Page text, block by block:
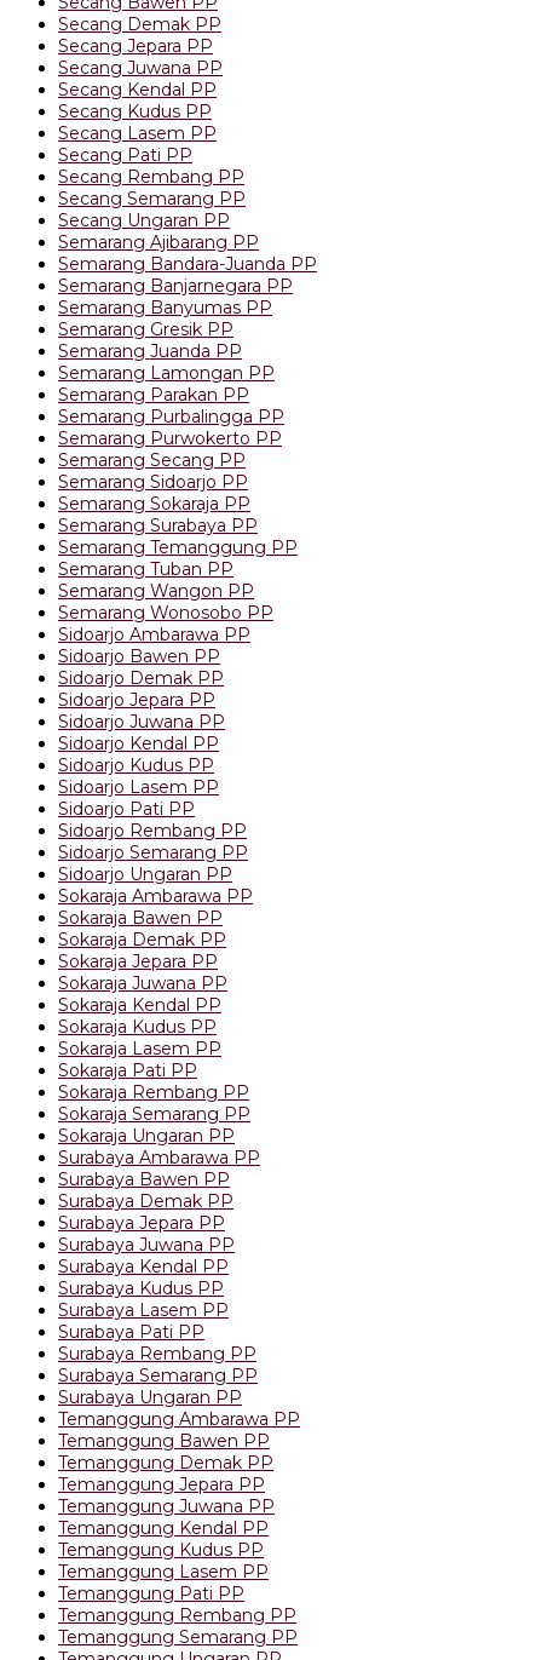
Secang Demak PP
Secang Jepara PP
Secang Juwana PP
Secang Kendal PP
Secang Kudus PP
Secang Lasem PP
Secang Pati PP
Secang Rembang PP
Secang Semarang PP
Secang Ungaran PP
Semarang Ajibarang PP
Semarang Bandara-Juanda PP
Semarang Banjarnegara PP
Semarang Banyumas PP
Semarang Gresik PP
Semarang Juanda PP
Semarang Lamongan PP
Semarang Parakan PP
Semarang Purbalingga PP
Semarang Purwokerto PP
Semarang Secang PP
Semarang Sidoarjo PP
Semarang Sokaraja PP
Semarang Surabaya PP
Semarang Temanggung PP
Semarang Tuban PP
Semarang Wangon PP
Semarang Wonosobo PP
Sidoarjo Ambarawa PP
Sidoarjo Bawen PP
Sidoarjo Demak PP
Sidoarjo Jepara PP
Sidoarjo Juwana PP
Sidoarjo Kendal PP
Sidoarjo Kudus PP
Sidoarjo Lasem PP
Sidoarjo Pati PP
Sidoarjo Rembang PP
Sidoarjo Semarang PP
Sidoarjo Ungaran PP
Sokaraja Ambarawa PP
Sokaraja Bawen PP
Sokaraja Demak PP
Sokaraja Jepara PP
Sokaraja Juwana PP
Sokaraja Kendal PP
Sokaraja Kudus PP
Sokaraja Lasem PP
Sokaraja Pati PP
Sokaraja Rembang PP
Sokaraja Semarang PP
Sokaraja Ungaran PP
Surabaya Ambarawa PP
Surabaya Bawen PP
Surabaya Demak PP
Surabaya Jepara PP
Surabaya Juwana PP
Surabaya Kendal PP
Surabaya Kudus PP
Surabaya Lasem PP
Surabaya Pati PP
Surabaya Rembang PP
Surabaya Semarang PP
Surabaya Ungaran PP
Temanggung Ambarawa PP
Temanggung Bawen PP
Temanggung Demak PP
Temanggung Jepara PP
Temanggung Juwana PP
Temanggung Kendal PP
Temanggung Kudus PP
Temanggung Lasem PP
Temanggung Pati PP
Temanggung Rembang PP
Temanggung Semarang PP